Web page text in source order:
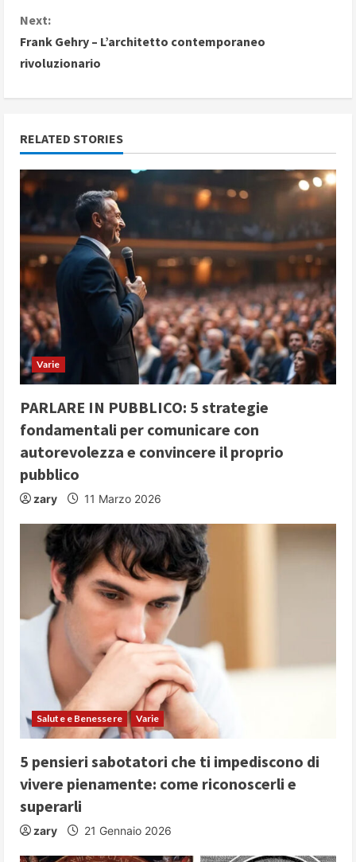
n
t
u
e
R
e
a
d
i
n
g
Next:
Frank Gehry – L’architetto contemporaneo
rivoluzionario
RELATED STORIES
Varie
PARLARE IN PUBBLICO: 5 strategie
fondamentali per comunicare con
autorevolezza e convincere il proprio
pubblico
zary 11 Marzo 2026
Salute e Benessere Varie
5 pensieri sabotatori che ti impediscono di
vivere pienamente: come riconoscerli e
superarli
zary 21 Gennaio 2026